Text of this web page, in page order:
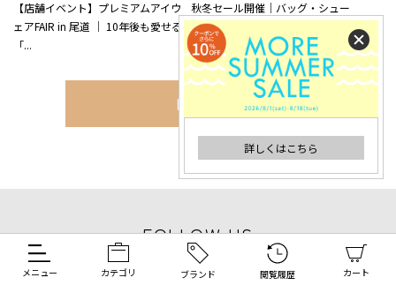
詳しくはこちら
メニュー カテゴリ ブランド 閲覧履歴 カート
【店舗イベント】プレミアムアイウ
ェアFAIR in 尾道 ｜ 10年後も愛せる
「...
秋冬セール開催｜バッグ・シュー
ズ・アウターが最大50％OFF
MORE
FOLLOW US